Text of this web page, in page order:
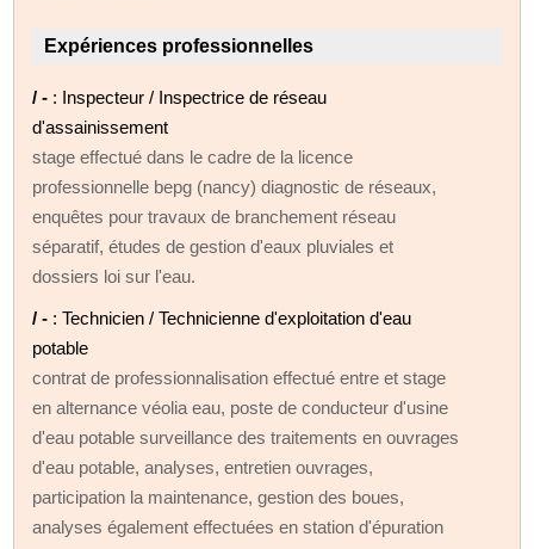
Expériences professionnelles
/ - : Inspecteur / Inspectrice de réseau
d'assainissement
stage effectué dans le cadre de la licence
professionnelle bepg (nancy) diagnostic de réseaux,
enquêtes pour travaux de branchement réseau
séparatif, études de gestion d'eaux pluviales et
dossiers loi sur l'eau.
/ - : Technicien / Technicienne d'exploitation d'eau
potable
contrat de professionnalisation effectué entre et stage
en alternance véolia eau, poste de conducteur d'usine
d'eau potable surveillance des traitements en ouvrages
d'eau potable, analyses, entretien ouvrages,
participation la maintenance, gestion des boues,
analyses également effectuées en station d'épuration